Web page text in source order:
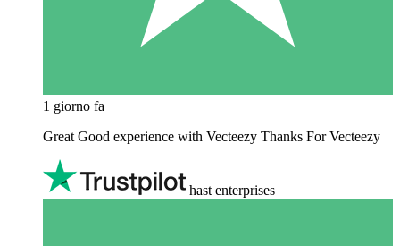
1 giorno fa
Great Good experience with Vecteezy Thanks For Vecteezy
hast enterprises